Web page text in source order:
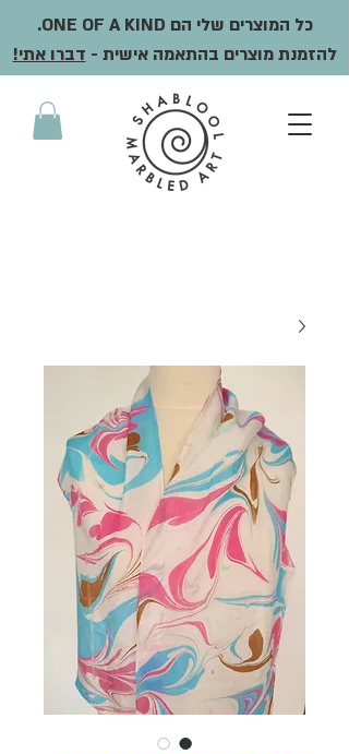
כל המוצרים שלי הם ONE OF A KIND.
להזמנת מוצרים בהתאמה אישית - דברו אתי!